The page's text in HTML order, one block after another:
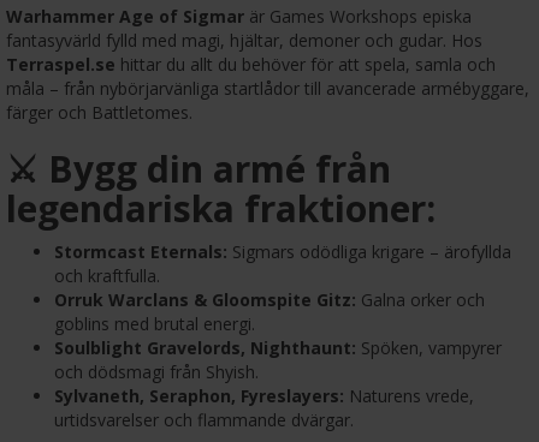
Warhammer Age of Sigmar är Games Workshops episka
fantasyvärld fylld med magi, hjältar, demoner och gudar. Hos
Terraspel.se hittar du allt du behöver för att spela, samla och
måla – från nybörjarvänliga startlådor till avancerade armébyggare,
färger och Battletomes.
⚔️ Bygg din armé från
legendariska fraktioner:
Stormcast Eternals: Sigmars odödliga krigare – ärofyllda
och kraftfulla.
Orruk Warclans & Gloomspite Gitz: Galna orker och
goblins med brutal energi.
Soulblight Gravelords, Nighthaunt: Spöken, vampyrer
och dödsmagi från Shyish.
Sylvaneth, Seraphon, Fyreslayers: Naturens vrede,
urtidsvarelser och flammande dvärgar.